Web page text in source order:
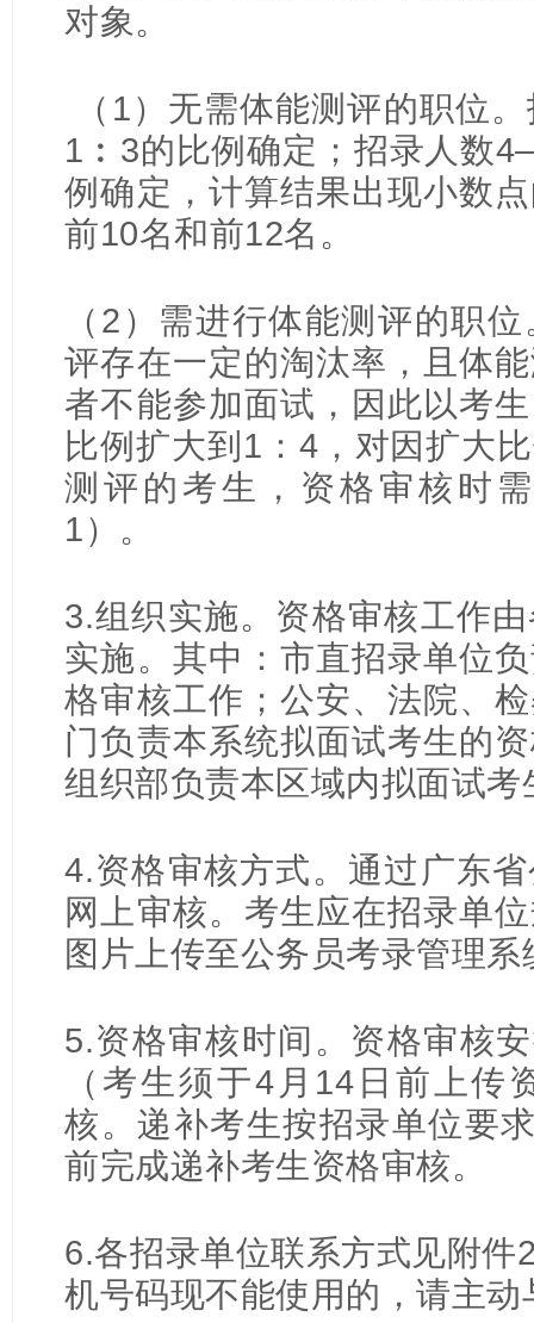
对象。
（1）无需体能测评的职位
1︰3的比例确定；招录人数
例确定，计算结果出现小数
前10名和前12名。
（2）需进行体能测评的职
评存在一定的淘汰率，且体
者不能参加面试，因此以考
比例扩大到1：4，对因扩大
测评的考生，资格审核时
1）。
3.组织实施。资格审核工作
实施。其中：市直招录单位
格审核工作；公安、法院、
门负责本系统拟面试考生的
组织部负责本区域内拟面试
4.资格审核方式。通过广东
网上审核。考生应在招录单
图片上传至公务员考录管理系
5.资格审核时间。资格审核
（考生须于4月14日前上传
核。递补考生按招录单位要
前完成递补考生资格审核。
6.各招录单位联系方式见附
机号码现不能使用的，请主